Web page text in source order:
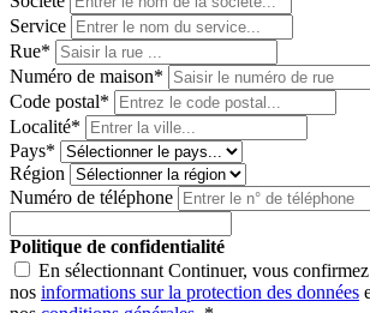
Service
Rue*
Numéro de maison*
Code postal*
Localité*
Pays*
Région
Numéro de téléphone
Politique de confidentialité
En sélectionnant Continuer, vous
nos informations sur la protection des données